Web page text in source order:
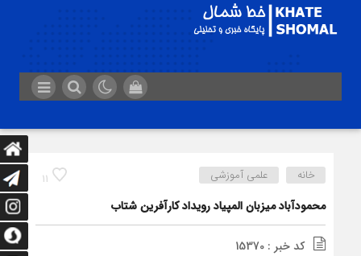
11 خانه علمی آموزشی
محمودآباد میزبان المپیاد رویداد کارآفرین شتاب
کد خبر : 15370